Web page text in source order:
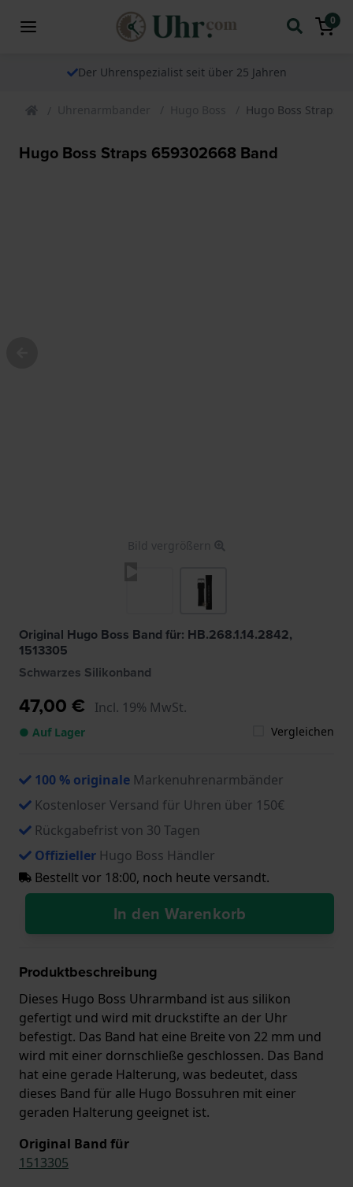
0
Der Uhrenspezialist seit über 25 Jahren
Uhrenarmbander Hugo Boss Hugo Boss Straps
Hugo Boss Straps 659302668 Band
Bild vergrößern
Original Hugo Boss Band für: HB.268.1.14.2842,
1513305
Schwarzes Silikonband
47,00 € Incl. 19% MwSt.
● Auf Lager Vergleichen
100 % originale Markenuhrenarmbänder
Kostenloser Versand für Uhren über 150€
Rückgabefrist von 30 Tagen
Offizieller Hugo Boss Händler
Bestellt vor 18:00, noch heute versandt.
In den Warenkorb
Produktbeschreibung
Dieses Hugo Boss Uhrarmband ist aus silikon
gefertigt und wird mit druckstifte an der Uhr
befestigt. Das Band hat eine Breite von 22 mm und
wird mit einer dornschließe geschlossen. Das Band
hat eine gerade Halterung, was bedeutet, dass
dieses Band für alle Hugo Bossuhren mit einer
geraden Halterung geeignet ist.
Original Band für
1513305